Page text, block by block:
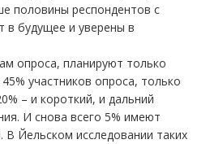
половины респондентов с
в будущее и уверены в
опроса, планируют только
участников опроса, только
– и короткий, и дальний
И снова всего 5% имеют
В Йельском исследовании таких